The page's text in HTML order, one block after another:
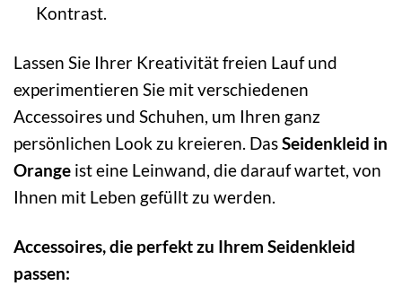
Kontrast.
Lassen Sie Ihrer Kreativität freien Lauf und
experimentieren Sie mit verschiedenen
Accessoires und Schuhen, um Ihren ganz
persönlichen Look zu kreieren. DasSeidenkleid in
Orange ist eine Leinwand, die darauf wartet, von
Ihnen mit Leben gefüllt zu werden.
Accessoires, die perfekt zu Ihrem Seidenkleid
passen: